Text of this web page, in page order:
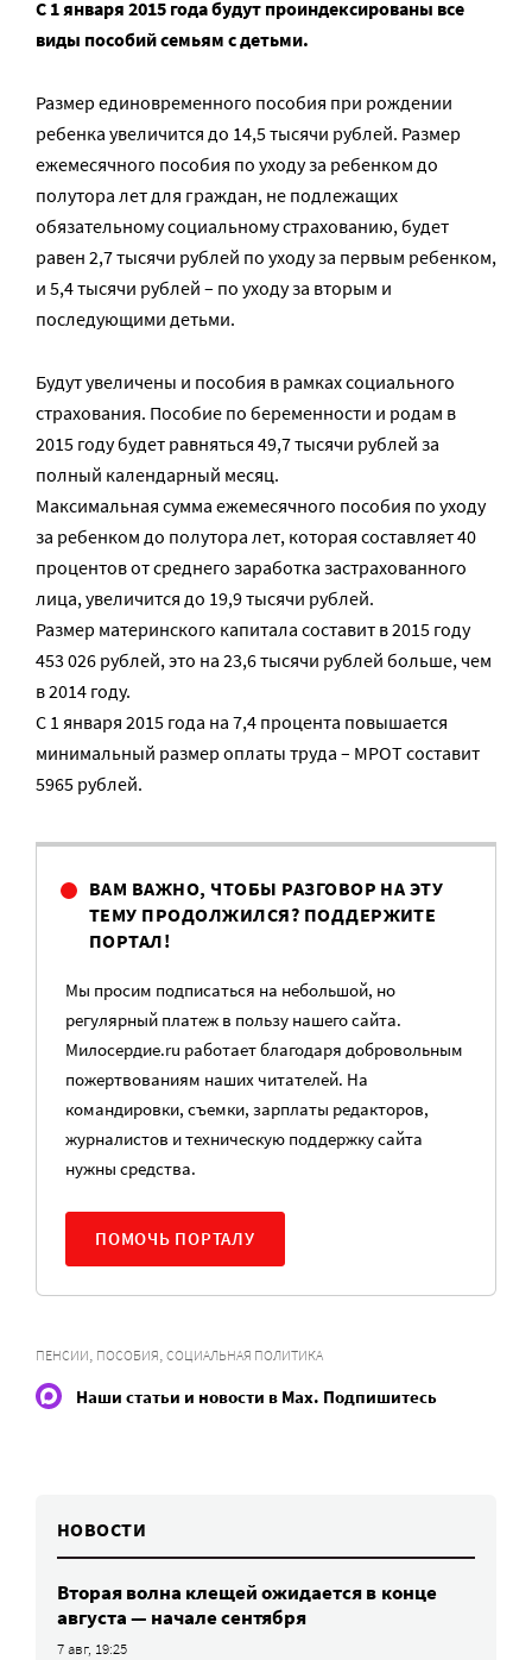
С 1 января 2015 года будут проиндексированы все
виды пособий семьям с детьми.
Размер единовременного пособия при рождении
ребенка увеличится до 14,5 тысячи рублей. Размер
ежемесячного пособия по уходу за ребенком до
полутора лет для граждан, не подлежащих
обязательному социальному страхованию, будет
равен 2,7 тысячи рублей по уходу за первым ребенком,
и 5,4 тысячи рублей – по уходу за вторым и
последующими детьми.
Будут увеличены и пособия в рамках социального
страхования. Пособие по беременности и родам в
2015 году будет равняться 49,7 тысячи рублей за
полный календарный месяц.
Максимальная сумма ежемесячного пособия по уходу
за ребенком до полутора лет, которая составляет 40
процентов от среднего заработка застрахованного
лица, увеличится до 19,9 тысячи рублей.
Размер материнского капитала составит в 2015 году
453 026 рублей, это на 23,6 тысячи рублей больше, чем
в 2014 году.
С 1 января 2015 года на 7,4 процента повышается
минимальный размер оплаты труда – МРОТ составит
5965 рублей.
ВАМ ВАЖНО, ЧТОБЫ РАЗГОВОР НА ЭТУ
ТЕМУ ПРОДОЛЖИЛСЯ? ПОДДЕРЖИТЕ
ПОРТАЛ!
Мы просим подписаться на небольшой, но
регулярный платеж в пользу нашего сайта.
Милосердие.ru работает благодаря добровольным
пожертвованиям наших читателей. На
командировки, съемки, зарплаты редакторов,
журналистов и техническую поддержку сайта
нужны средства.
ПОМОЧЬ ПОРТАЛУ
ПЕНСИИ, ПОСОБИЯ, СОЦИАЛЬНАЯ ПОЛИТИКА
Наши статьи и новости в Max. Подпишитесь
НОВОСТИ
Вторая волна клещей ожидается в конце
августа — начале сентября
7 авг, 19:25